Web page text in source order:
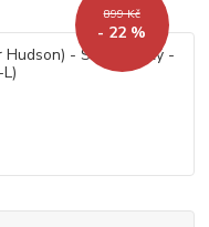
899 Kč
- 22 %